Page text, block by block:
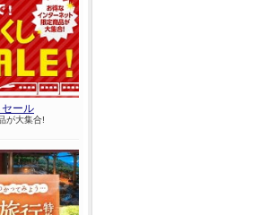
ール
が大集合!